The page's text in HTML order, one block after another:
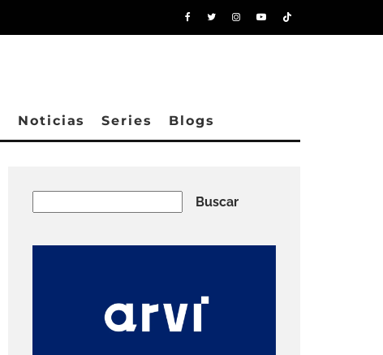
Noticias Series Blogs
Buscar